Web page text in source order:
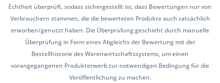
Echtheit überprüft, sodass sichergestellt ist, dass Bewertungen nur von
Verbrauchern stammen, die die bewerteten Produkte auch tatsächlich
erworben/genutzt haben. Die Überprüfung geschieht durch manuelle
Überprüfung in Form eines Abgleichs der Bewertung mit der
Bestellhistorie des Warenwirtschaftssystems, um einen
vorangegangenen Produkterwerb zur notwendigen Bedingung für die
Veröffentlichung zu machen.